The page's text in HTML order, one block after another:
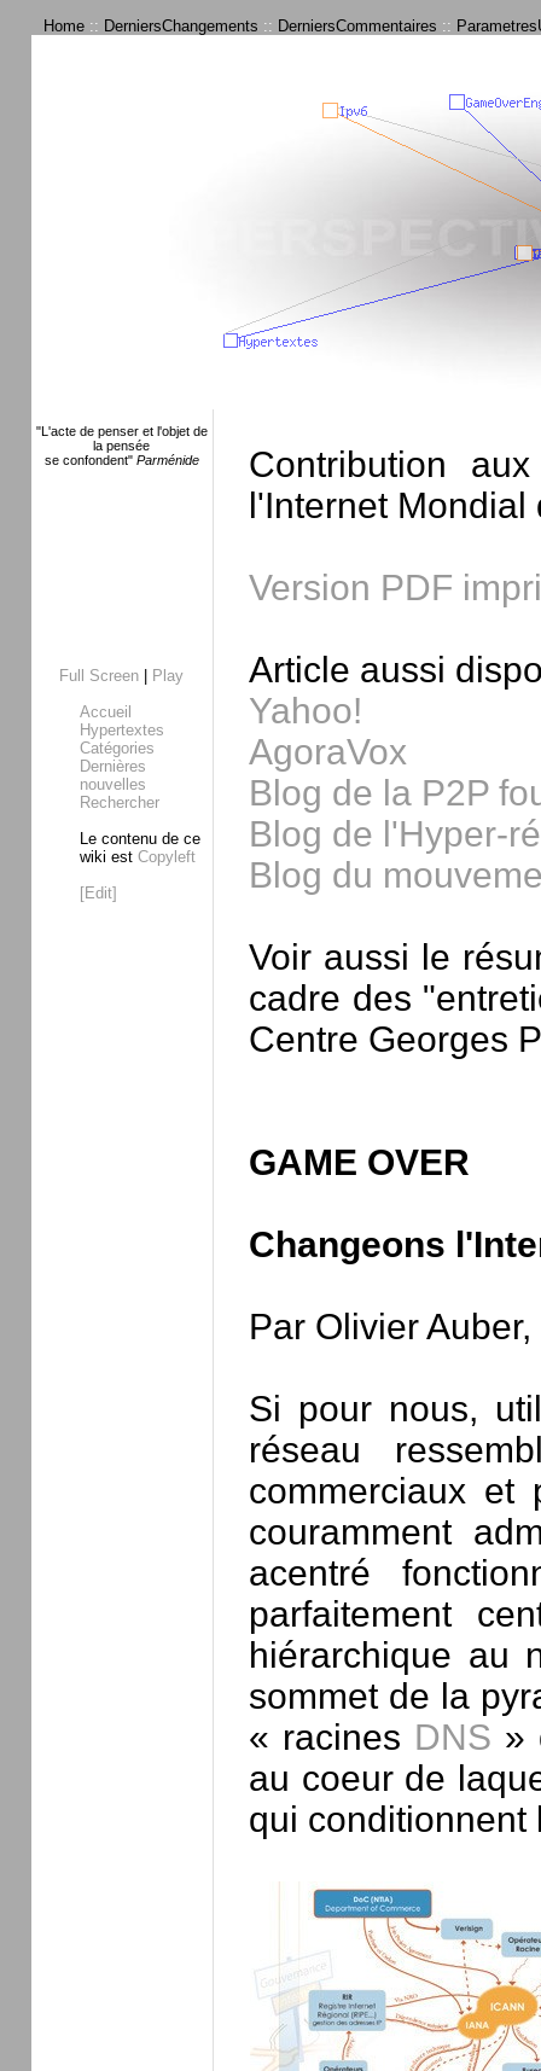
Home :: DerniersChangements :: DerniersCommentaires ::
"L'acte de penser et l'objet de
la pensée
se confondent" Parménide
Full Screen
Play
Accueil
Hypertextes
Catégories
Dernières
nouvelles
Rechercher
Le contenu de ce
wiki est Copyleft
[Edit]
Contribution
l'Internet
Version PDF
Article aussi
Yahoo!
AgoraVox
Blog de la P2P
Blog de l'Hyper-
Blog du
Voir aussi le
cadre des
Centre Georges
GAME OVER
Changeons
Par Olivier
Si pour nous,
réseau
commerciaux et
couramment
acentré
parfaitement
hiérarchique au
sommet de la
« racines DNS »
au coeur de
qui conditionnent